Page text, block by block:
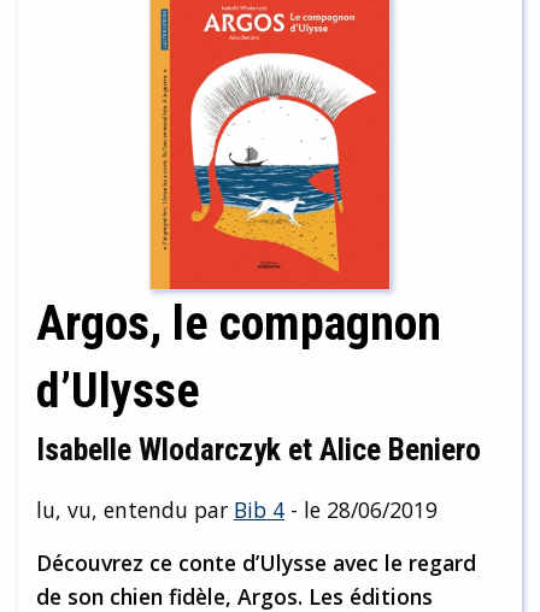
Argos, le compagnon
d’Ulysse
Isabelle Wlodarczyk et Alice Beniero
lu, vu, entendu par Bib 4 - le 28/06/2019
Découvrez ce conte d’Ulysse avec le regard
de son chien fidèle, Argos. Les éditions